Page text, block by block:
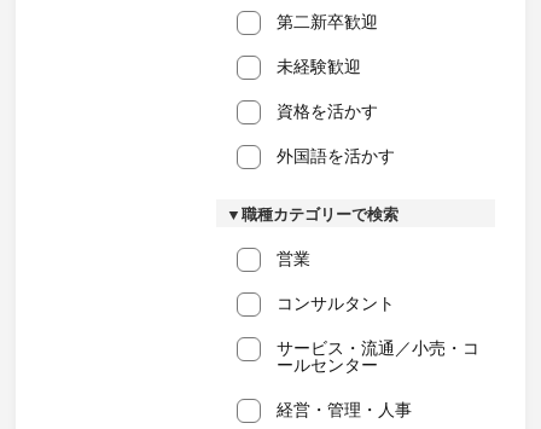
第二新卒歓迎
未経験歓迎
資格を活かす
外国語を活かす
▼職種カテゴリーで検索
営業
コンサルタント
サービス・流通／小売・コ
ールセンター
経営・管理・人事